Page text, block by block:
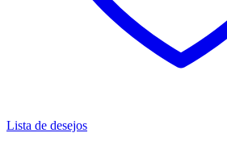
Lista de desejos